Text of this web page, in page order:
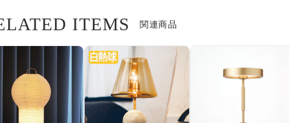
関連商品
ITEMS